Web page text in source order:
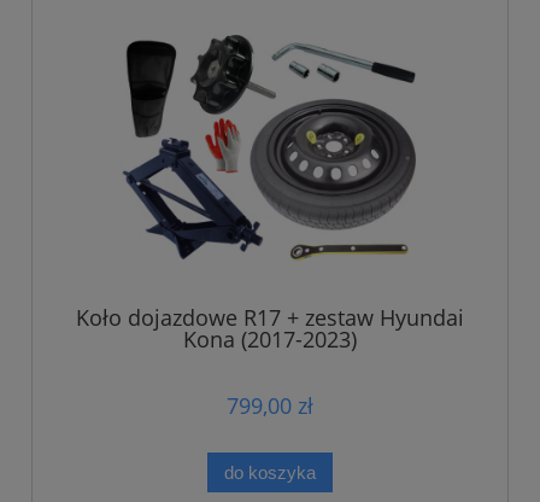
Koło dojazdowe R17 + zestaw Hyundai
Kona (2017-2023)
799,00 zł
do koszyka